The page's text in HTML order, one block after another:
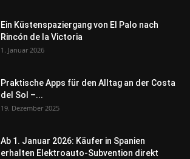
Ein Küstenspaziergang von El Palo nach
Rincón de la Victoria
1. Januar 2026
Praktische Apps für den Alltag an der Costa
del Sol –...
19. Dezember 2025
Ab 1. Januar 2026: Käufer in Spanien
erhalten Elektroauto-Subvention direkt